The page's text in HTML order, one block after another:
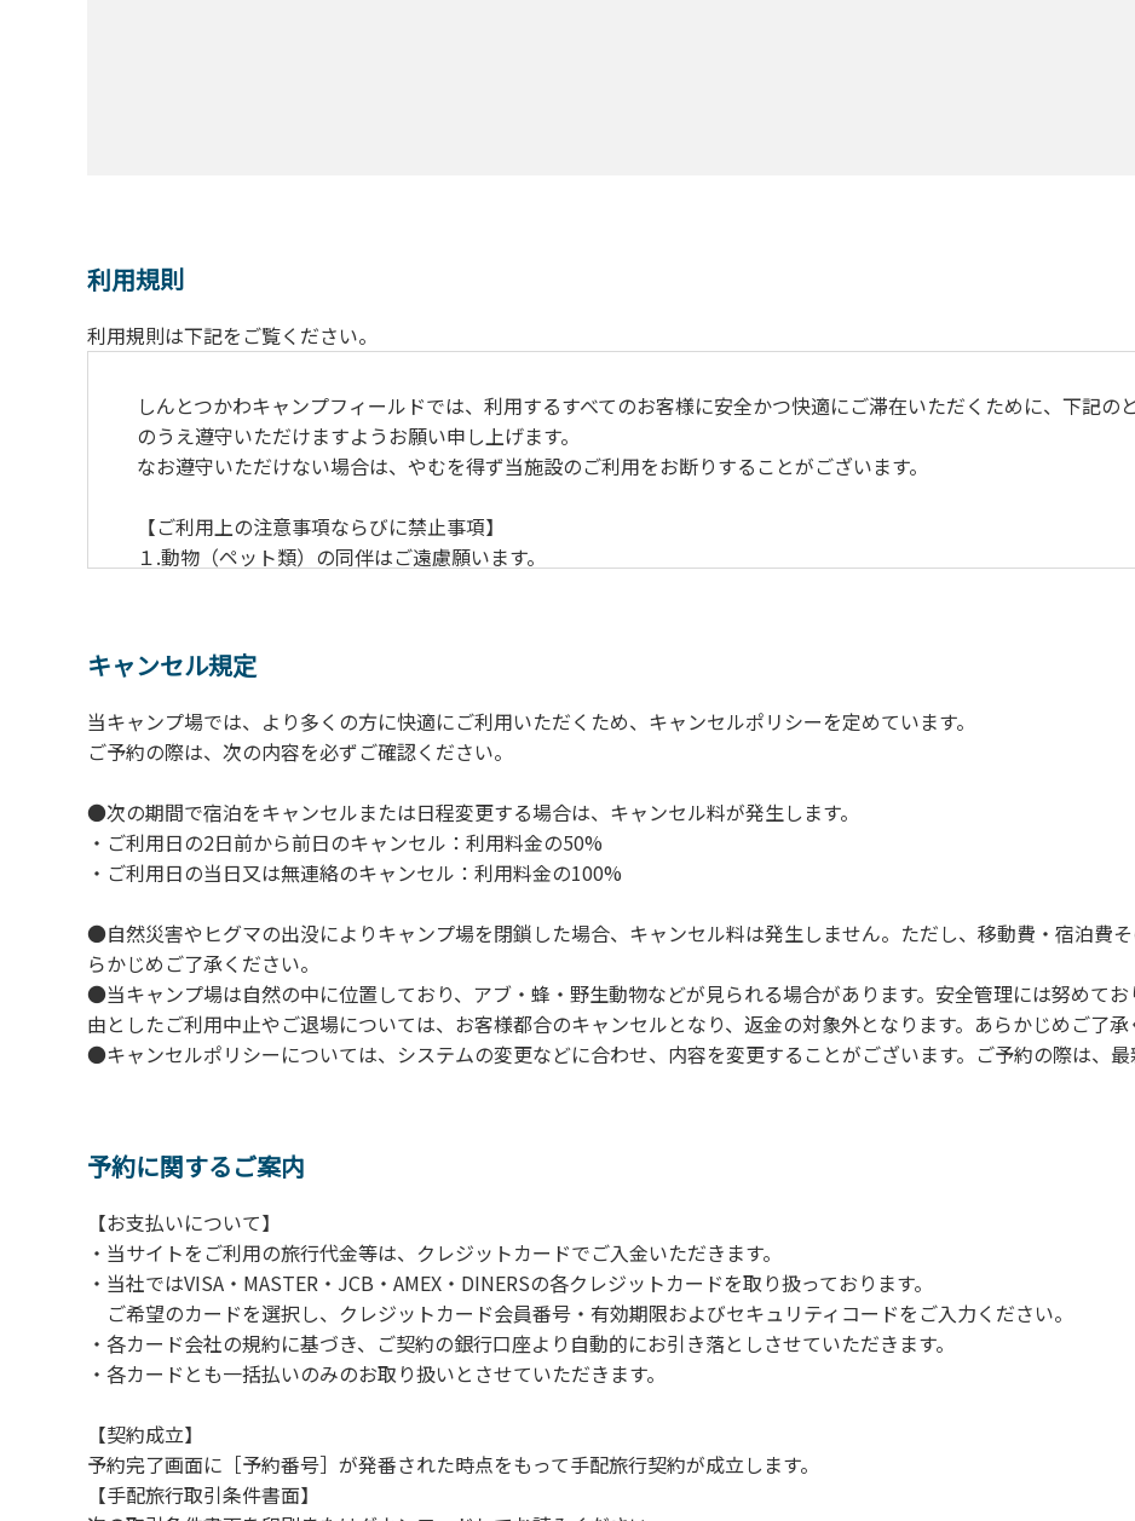
利用規則
利用規則は下記をご覧ください。
しんとつかわキャンプフィールドでは、利用するすべてのお客様に安全かつ快適にご滞在いただくために、下記の
のうえ遵守いただけますようお願い申し上げます。
なお遵守いただけない場合は、やむを得ず当施設のご利用をお断りすることがございます。
【ご利用上の注意事項ならびに禁止事項】
１.動物（ペット類）の同伴はご遠慮願います。
４.午後10時以降の花火の使用は禁止です。
５.周囲に迷惑となるような行為（大音量の音楽、カラオケの使用、夜間の大声での談笑等）や他人に嫌悪感を与え
６.芝生や地面での直火による焚き火、BBQ、キャンプファイヤーは禁止します。
７.バンガローに設置しているバーベキューコンロ及び焚き火台の利用後は炭の鎮火の確認をお願いいたします。
８.バンガローの芝生にはテントは張らないでください。（タープは１つまで可）
９.各自で出されましたゴミは全てお持ち帰りください。（使用済みの炭は専用の捨て場に捨てられます。）
10.施設内および駐車場などで起きた金品等の盗難、ご利用者間でのトラブルで生じた損害に対しては、一切の責任
11.施設の利用については管理人の指示に従ってください。従わない場合は退場していただき、今後の利用をお断り
キャンセル規定
当キャンプ場では、より多くの方に快適にご利用いただくため、キャンセルポリシーを定めています。
ご予約の際は、次の内容を必ずご確認ください。
●次の期間で宿泊をキャンセルまたは日程変更する場合は、キャンセル料が発生します。
・ご利用日の2日前から前日のキャンセル：利用料金の50%
・ご利用日の当日又は無連絡のキャンセル：利用料金の100%
●自然災害やヒグマの出没によりキャンプ場を閉鎖した場合、キャンセル料は発生しません。ただし、移動費・宿泊費
らかじめご了承ください。
●当キャンプ場は自然の中に位置しており、アブ・蜂・野生動物などが見られる場合があります。安全管理には努めて
由としたご利用中止やご退場については、お客様都合のキャンセルとなり、返金の対象外となります。あらかじめご了承
●キャンセルポリシーについては、システムの変更などに合わせ、内容を変更することがございます。ご予約の際は、最
予約に関するご案内
【お支払いについて】
・当サイトをご利用の旅行代金等は、クレジットカードでご入金いただきます。
・当社ではVISA・MASTER・JCB・AMEX・DINERSの各クレジットカードを取り扱っております。
ご希望のカードを選択し、クレジットカード会員番号・有効期限およびセキュリティコードをご入力ください。
・各カード会社の規約に基づき、ご契約の銀行口座より自動的にお引き落としさせていただきます。
・各カードとも一括払いのみのお取り扱いとさせていただきます。
【契約成立】
予約完了画面に［予約番号］が発番された時点をもって手配旅行契約が成立します。
【手配旅行取引条件書面】